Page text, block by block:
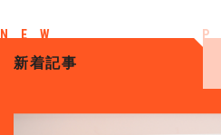
新着記事